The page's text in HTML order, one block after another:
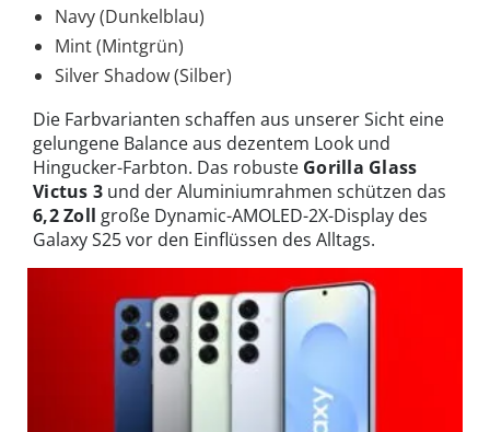
Navy (Dunkelblau)
Mint (Mintgrün)
Silver Shadow (Silber)
Die Farbvarianten schaffen aus unserer Sicht eine
gelungene Balance aus dezentem Look und
Hingucker-Farbton. Das robuste Gorilla Glass
Victus 3 und der Aluminiumrahmen schützen das
6,2 Zoll große Dynamic-AMOLED-2X-Display des
Galaxy S25 vor den Einflüssen des Alltags.